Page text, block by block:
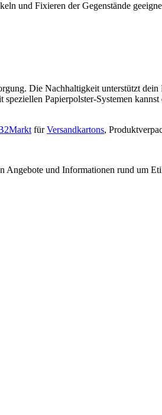
und Fixieren der Gegenstände
Die Nachhaltigkeit unterstützt
Papierpolster-Systemen
fürVersandkartons,
Angebote und Informationen rund um